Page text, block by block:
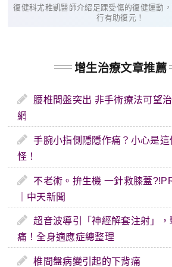
復健科尤稚凱醫師介紹足踝受傷的復健運動
行有助復元！
增生治療文章推薦
腰椎間盤突出 非手術療法可望
網
手腕小指側隱隱作痛？小心是這
怪！
不老術。拚生機 一針救膝蓋
｜中天新聞
超音波導引「神經解套注射」
痛！全身適應症總整理
椎間盤病變引起的下背痛